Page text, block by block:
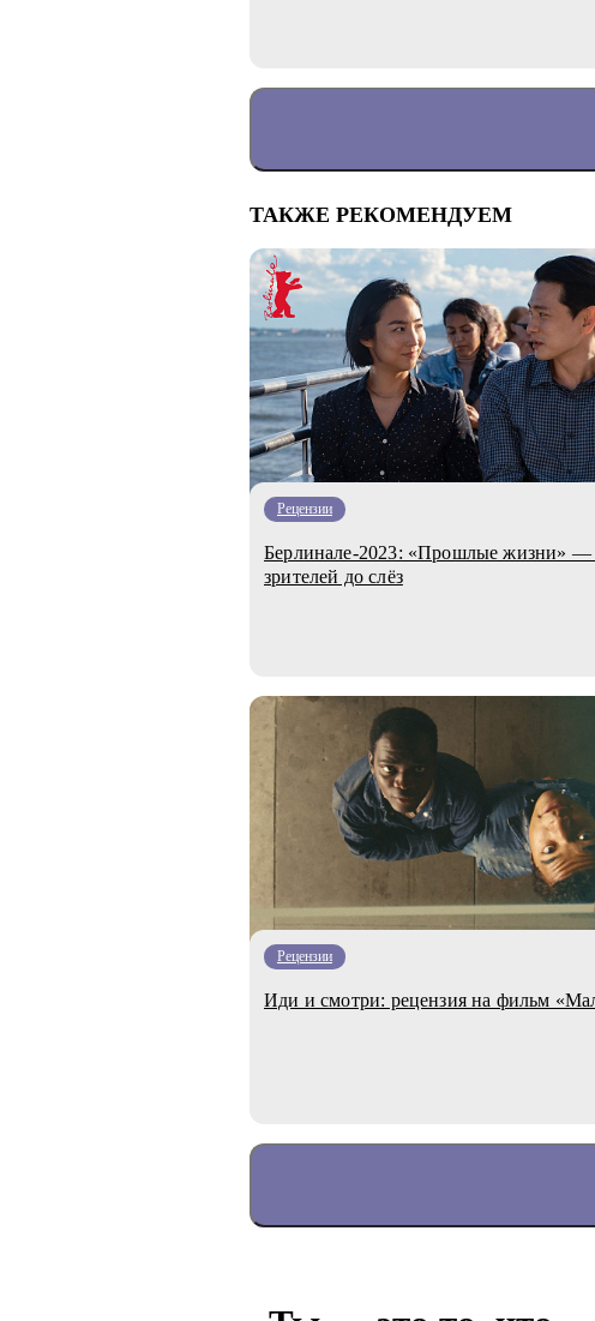
ТАКЖЕ РЕКОМЕНДУЕМ
Рецензии
Берлинале-2023: «Прошлые жизни» —
зрителей до слёз
Рецензии
Иди и смотри: рецензия на фильм